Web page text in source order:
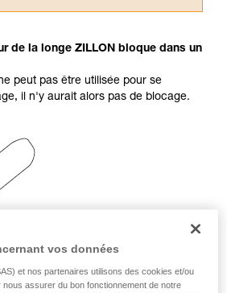
devez avoir compris les
de la notice technique pour
ce complément
votre capacité à refaire
seul, en toute sécurité, avant
en autonomie.
des exemples de techniques
de la longe ZILLON bloque dans un
peut pas être utilisée pour se
il n'y aurait alors pas de blocage.
vos données
et nos partenaires utilisons des cookies et/ou
nous assurer du bon fonctionnement de notre